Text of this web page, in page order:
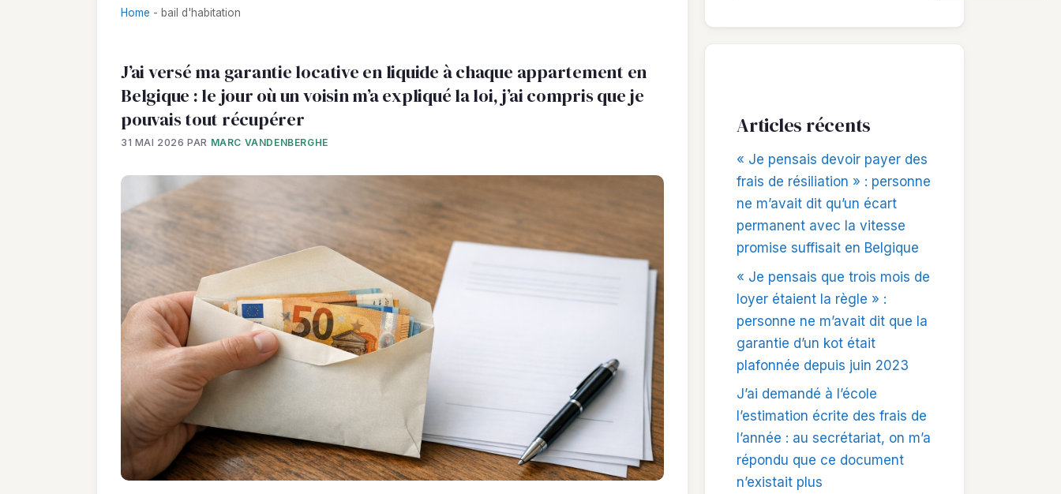
Home - bail d'habitation
J’ai versé ma garantie locative en liquide à chaque appartement en
Belgique : le jour où un voisin m’a expliqué la loi, j’ai compris que je
pouvais tout récupérer
31 MAI 2026 PAR MARC VANDENBERGHE
Articles récents
« Je pensais devoir payer des
frais de résiliation » : personne
ne m’avait dit qu’un écart
permanent avec la vitesse
promise suffisait en Belgique
« Je pensais que trois mois de
loyer étaient la règle » :
personne ne m’avait dit que la
garantie d’un kot était
plafonnée depuis juin 2023
J’ai demandé à l’école
l’estimation écrite des frais de
l’année : au secrétariat, on m’a
répondu que ce document
n’existait plus